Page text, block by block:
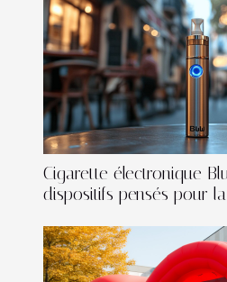
Cigarette électronique
dispositifs pensés pour